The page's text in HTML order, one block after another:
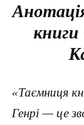
«Таємниця
Генрі — це